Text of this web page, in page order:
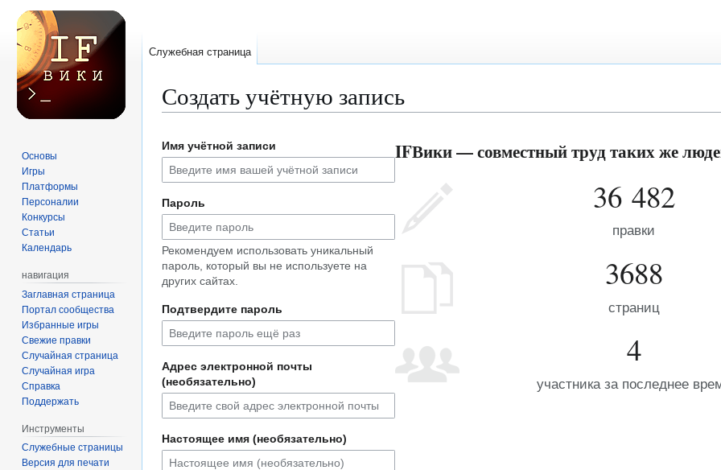
Создать учётную запись
к
навигации
к
поиску
Имя учётной записи
Пароль
Рекомендуем использовать уникальный
пароль, который вы не используете на
других сайтах.
Подтвердите пароль
Адрес электронной почты
(необязательно)
Настоящее имя (необязательно)
IFВики — совместный труд таких же
36 482
правки
3688
страниц
4
участника за последнее
Служебная страница
Основы
Игры
Платформы
Персоналии
Конкурсы
Статьи
Календарь
навигация
Заглавная страница
Портал сообщества
Избранные игры
Свежие правки
Случайная страница
Случайная игра
Справка
Поддержать
Инструменты
Служебные страницы
Версия для печати